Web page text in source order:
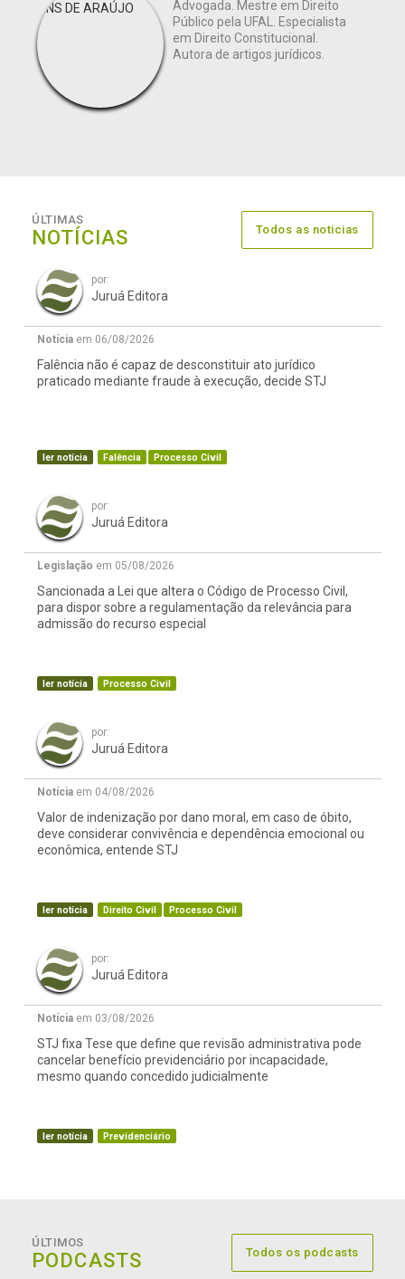
Advogada. Mestre em Direito
Público pela UFAL. Especialista
em Direito Constitucional.
Autora de artigos jurídicos.
ÚLTIMAS
NOTÍCIAS Todos as noticias
por:
Juruá Editora
Notícia em 06/08/2026
Falência não é capaz de desconstituir ato jurídico
praticado mediante fraude à execução, decide STJ
ler notícia Falência Processo Civil
por:
Juruá Editora
Legislação em 05/08/2026
Sancionada a Lei que altera o Código de Processo Civil,
para dispor sobre a regulamentação da relevância para
admissão do recurso especial
ler notícia Processo Civil
por:
Juruá Editora
Notícia em 04/08/2026
Valor de indenização por dano moral, em caso de óbito,
deve considerar convivência e dependência emocional ou
econômica, entende STJ
ler notícia Direito Civil Processo Civil
por:
Juruá Editora
Notícia em 03/08/2026
STJ fixa Tese que define que revisão administrativa pode
cancelar benefício previdenciário por incapacidade,
mesmo quando concedido judicialmente
ler notícia Previdenciário
ÚLTIMOS
PODCASTS Todos os podcasts